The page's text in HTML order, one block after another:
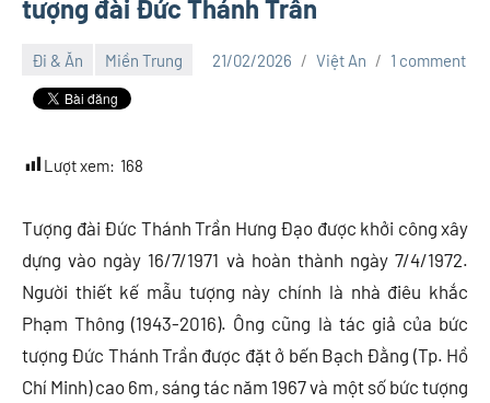
tượng đài Đức Thánh Trần
Đi & Ăn Miền Trung 21/02/2026 Việt An 1 comment
Lượt xem: 168
Tượng đài Đức Thánh Trần Hưng Đạo được khởi công xây
dựng vào ngày 16/7/1971 và hoàn thành ngày 7/4/1972.
Người thiết kế mẫu tượng này chính là nhà điêu khắc
Phạm Thông (1943-2016). Ông cũng là tác giả của bức
tượng Đức Thánh Trần được đặt ở bến Bạch Đằng (Tp. Hồ
Chí Minh) cao 6m, sáng tác năm 1967 và một số bức tượng